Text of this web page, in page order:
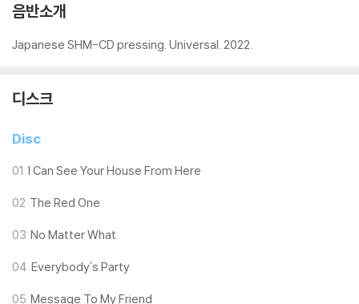
음반소개
Japanese SHM-CD pressing. Universal. 2022.
디스크
Disc
01 I Can See Your House From Here
02 The Red One
03 No Matter What
04 Everybody's Party
05 Message To My Friend